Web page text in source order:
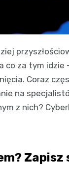
za tym idzie
Coraz
na
z nich?
Zapisz